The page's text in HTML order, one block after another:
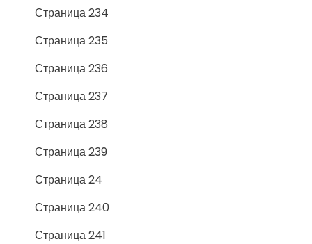
Страница 234
Страница 235
Страница 236
Страница 237
Страница 238
Страница 239
Страница 24
Страница 240
Страница 241